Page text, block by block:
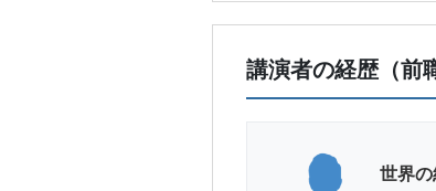
講演者の経歴（前
世界